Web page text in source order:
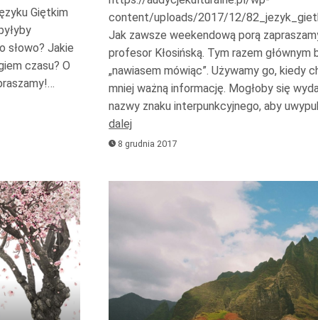
oraz
dołu
aby
zwiększyć
Giętkim
słowo? Jakie
czasu? O
content/uploads/2017/12/
Jak zawsze weekendową porą
profesor Kłosińską. Tym razem
„nawiasem mówiąc”. Używamy go, kiedy
mniej ważną informację. Mogłoby się
nazwy znaku interpunkcyjnego, aby
dalej
8 grudnia 2017